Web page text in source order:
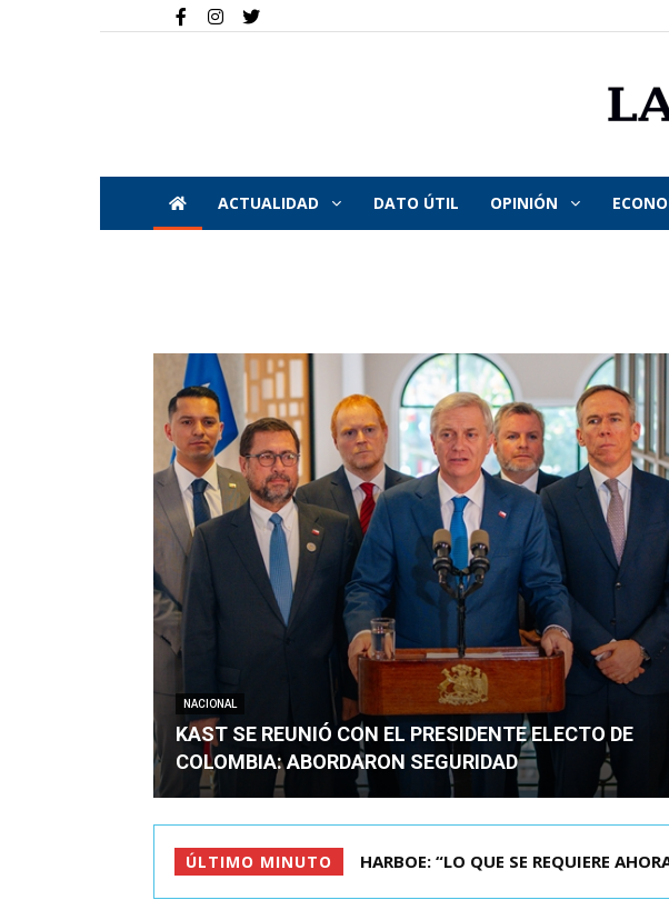
ACTUALIDAD DATO ÚTIL OPINIÓN
NACIONAL
KAST SE REUNIÓ CON EL PRESIDENTE ELECTO DE
COLOMBIA: ABORDARON SEGURIDAD
ÚLTIMO MINUTO BIMINISTRO MAS POR IPC: “LA